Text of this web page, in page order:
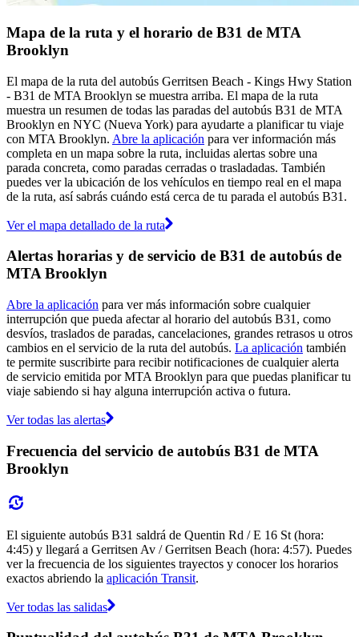
Mapa de la ruta y el horario de B31 de MTA
Brooklyn
El mapa de la ruta del autobús Gerritsen Beach - Kings Hwy Station
- B31 de MTA Brooklyn se muestra arriba. El mapa de la ruta
muestra un resumen de todas las paradas del autobús B31 de MTA
Brooklyn en NYC (Nueva York) para ayudarte a planificar tu viaje
con MTA Brooklyn. Abre la aplicación para ver información más
completa en un mapa sobre la ruta, incluidas alertas sobre una
parada concreta, como paradas cerradas o trasladadas. También
puedes ver la ubicación de los vehículos en tiempo real en el mapa
de la ruta, así sabrás cuándo está cerca de tu parada el autobús B31.
Ver el mapa detallado de la ruta
Alertas horarias y de servicio de B31 de autobús de
MTA Brooklyn
Abre la aplicación para ver más información sobre cualquier
interrupción que pueda afectar al horario del autobús B31, como
desvíos, traslados de paradas, cancelaciones, grandes retrasos u otros
cambios en el servicio de la ruta del autobús. La aplicación también
te permite suscribirte para recibir notificaciones de cualquier alerta
de servicio emitida por MTA Brooklyn para que puedas planificar tu
viaje sabiendo si hay alguna interrupción activa o futura.
Ver todas las alertas
Frecuencia del servicio de autobús B31 de MTA
Brooklyn
El siguiente autobús B31 saldrá de Quentin Rd / E 16 St (hora:
4:45) y llegará a Gerritsen Av / Gerritsen Beach (hora: 4:57). Puedes
ver la frecuencia de los siguientes trayectos y conocer los horarios
exactos abriendo la aplicación Transit.
Ver todas las salidas